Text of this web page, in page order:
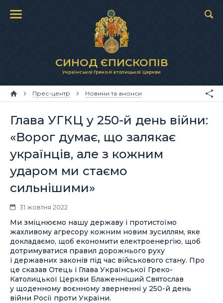
СИНОД ЄПИСКОПІВ
Української Греко-Католицької Церкви
Прес-центр Новини та анонси
Глава УГКЦ у 250-й день війни:
«Ворог думає, що залякає
українців, але з кожним
ударом ми стаємо
сильнішими»
31 жовтня 2022
Ми зміцнюємо нашу державу і протистоїмо
жахливому агресору кожним новим зусиллям, яке
докладаємо, щоб економити електроенергію, щоб
дотримуватися правил дорожнього руху
і державних законів під час військового стану. Про
це сказав Отець і Глава Української Греко-
Католицької Церкви Блаженніший Святослав
у щоденному воєнному зверненні у 250-й день
війни Росії проти України.